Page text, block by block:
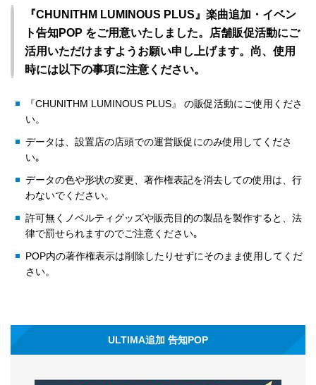
『CHUNITHM LUMINOUS PLUS』楽曲追加・イベン
ト告知POP をご用意いたしました。店舗販促活動にご
活用いただけますようお願い申し上げます。尚、使用
時には以下の事項に注意ください。
『CHUNITHM LUMINOUS PLUS』 の販促活動にご使用くださ
い。
データは、設置店の店頭での運営販促にのみ使用してくださ
い｡
データの色や形状の変更、著作権表記を消去しての使用は、行
わないでください。
許可無くノベルティグッズや販売目的の製品を製作すると、法
律で罰せられますのでご注意ください｡
POP内の著作権表示は削除したりせずにそのまま使用してくだ
さい。
ULTIMA追加 告知POP